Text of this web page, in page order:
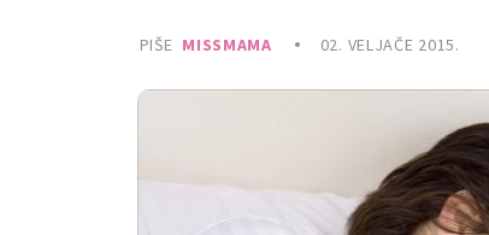
PIŠE MISSMAMA 02. VELJAČE 2015.